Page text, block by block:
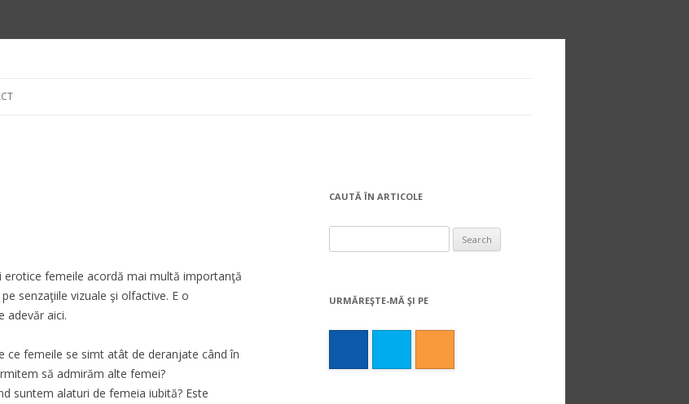
erotice femeile acordă mai multă importanţă
senzaţiile vizuale şi olfactive. E o
adevăr aici.
ce femeile se simt atât de deranjate când în
să admirăm alte femei?
suntem alaturi de femeia iubită? Este
CAUTĂ ÎN ARTICOLE
for:
URMĂREŞTE-MĂ ŞI PE